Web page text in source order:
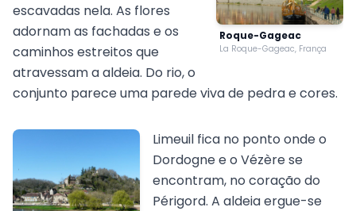
Roque-Gageac
La Roque-Gageac, França
escavadas nela. As flores
adornam as fachadas e os
caminhos estreitos que
atravessam a aldeia. Do rio, o
conjunto parece uma parede viva de pedra e cores.
Limeuil fica no ponto onde o
Dordogne e o Vézère se
encontram, no coração do
Périgord. A aldeia ergue-se